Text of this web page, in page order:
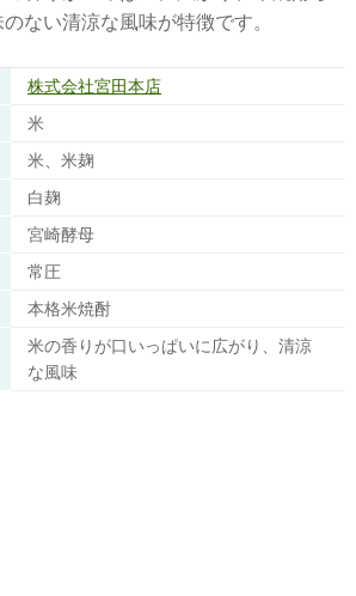
ない清涼な風味が特徴です。
株式会社宮田本店
米
米、米麹
白麹
宮崎酵母
常圧
本格米焼酎
米の香りが口いっぱいに広がり、清涼
な風味